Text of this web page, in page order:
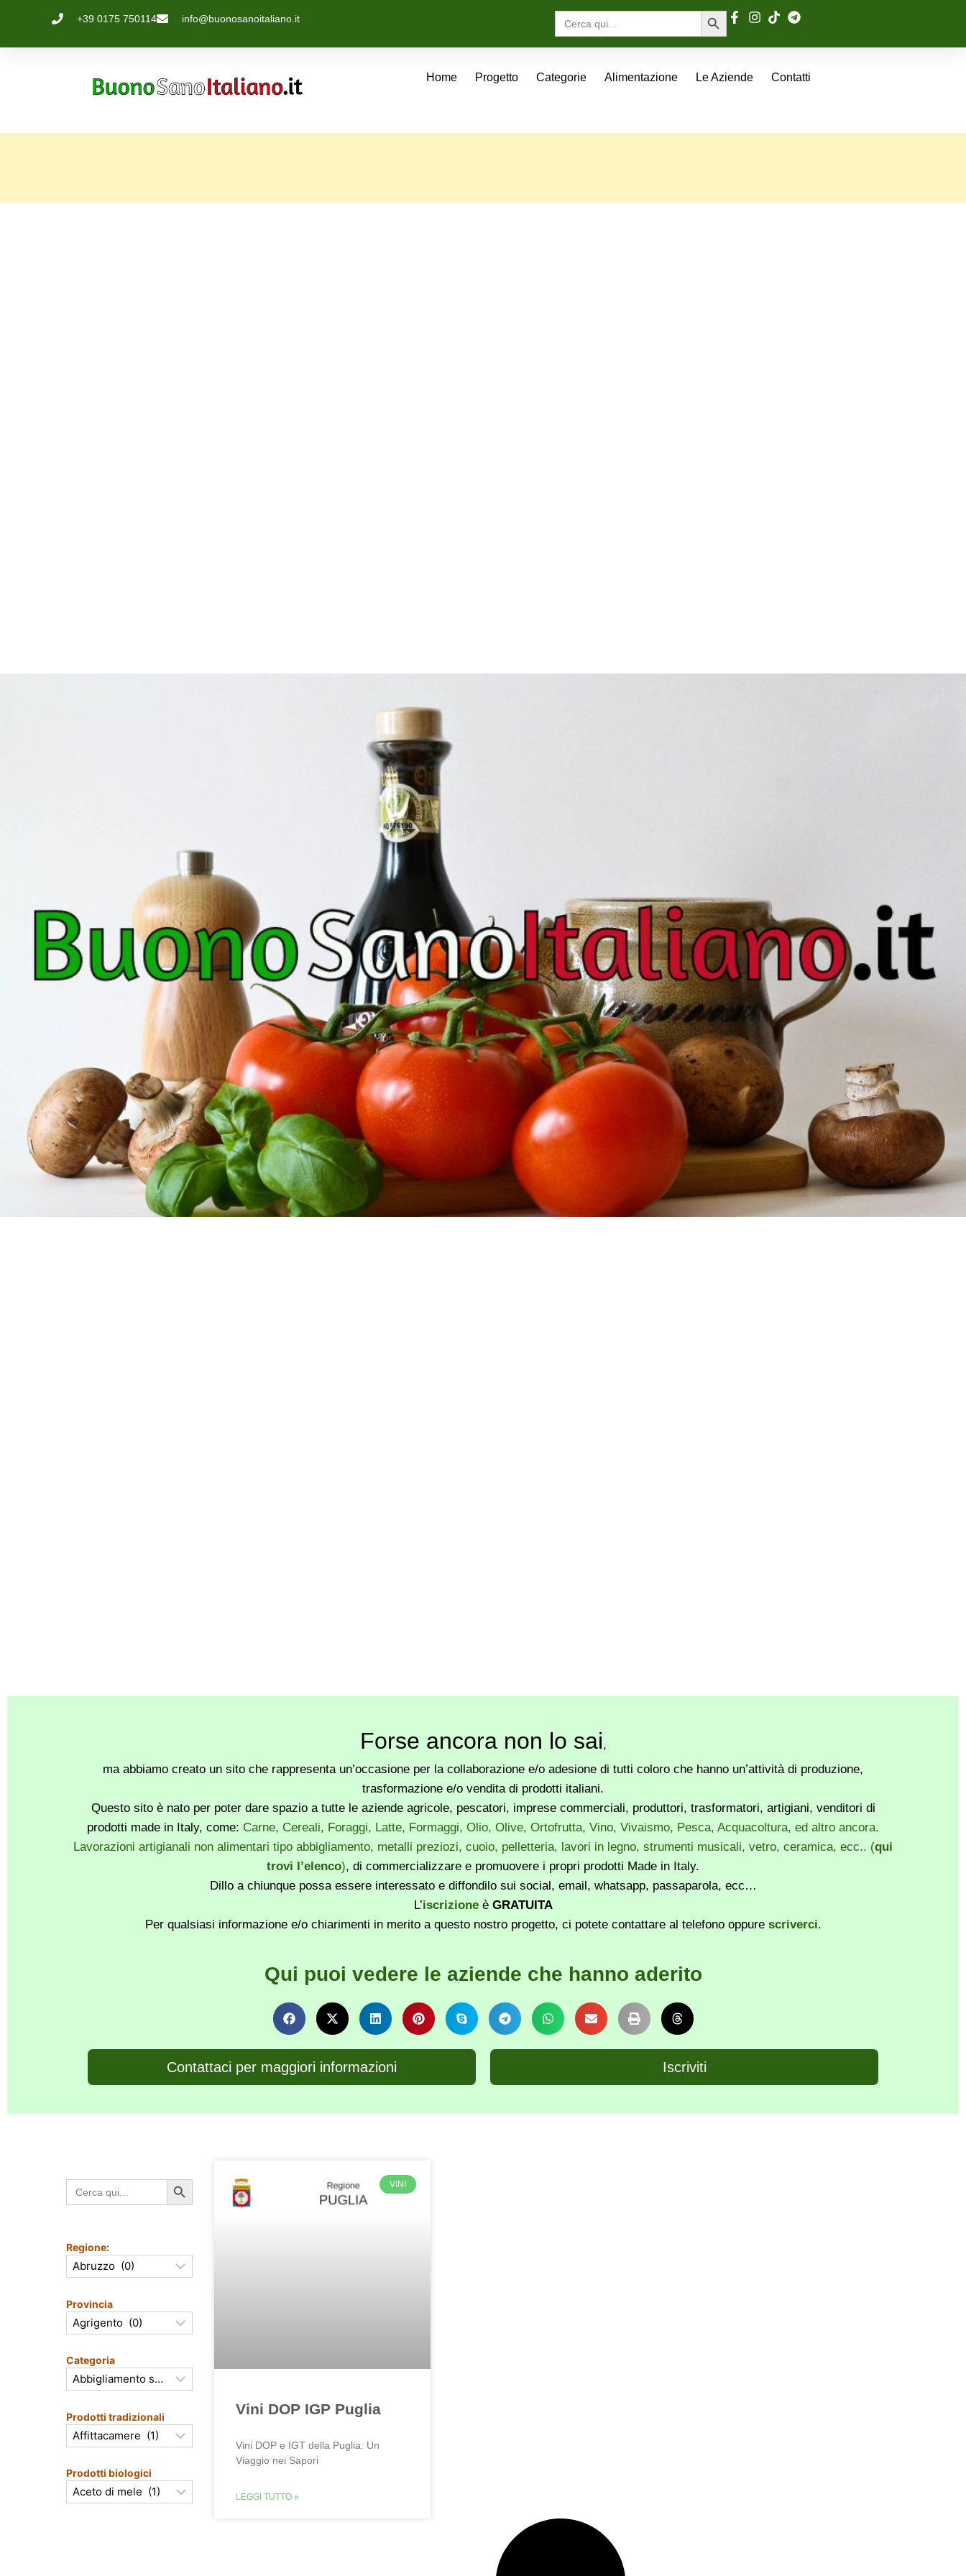
+39 0175 750114 info@buonosanoitaliano.it
Search
for:
Search Button
Home Progetto Categorie Alimentazione Le Aziende Contatti
Forse ancora non lo sai,
ma abbiamo creato un sito che rappresenta un’occasione per la collaborazione e/o adesione di tutti coloro che hanno un’attività di produzione,
trasformazione e/o vendita di prodotti italiani.
Questo sito è nato per poter dare spazio a tutte le aziende agricole, pescatori, imprese commerciali, produttori, trasformatori, artigiani, venditori di
prodotti made in Italy, come: Carne, Cereali, Foraggi, Latte, Formaggi, Olio, Olive, Ortofrutta, Vino, Vivaismo, Pesca, Acquacoltura, ed altro ancora.
Lavorazioni artigianali non alimentari tipo abbigliamento, metalli preziozi, cuoio, pelletteria, lavori in legno, strumenti musicali, vetro, ceramica, ecc.. (qui
trovi l’elenco), di commercializzare e promuovere i propri prodotti Made in Italy.
Dillo a chiunque possa essere interessato e diffondilo sui social, email, whatsapp, passaparola, ecc…
L’iscrizioneè GRATUITA
Per qualsiasi informazione e/o chiarimenti in merito a questo nostro progetto, ci potete contattare al telefono oppure scriverci.
Qui puoi vedere le aziende che hanno aderito
Contattaci per maggiori informazioni Iscriviti
Search
for:
Search Button
Regione:
Provincia
Categoria
Prodotti tradizionali
Prodotti biologici
VINI
Vini DOP IGP Puglia
Vini DOP e IGT della Puglia: Un
Viaggio nei Sapori
LEGGI TUTTO »